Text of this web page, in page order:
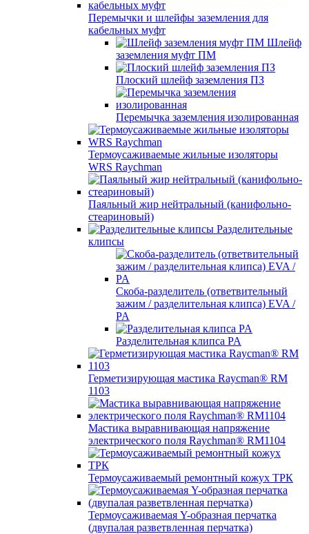
Перемычки и шлейфы заземления для
кабельных муфт
Шлейф
заземления муфт ПМ
Плоский шлейф заземления ПЗ
Перемычка заземления изолированная
Термоусаживаемые жильные изоляторы
WRS Raychman
Паяльный жир нейтральный (канифольно-
стеариновый)
Разделительные
клипсы
Скоба-разделитель (ответвительный
зажим / разделительная клипса) EVA /
PA
Разделительная клипса PA
Герметизирующая мастика Raycman® RM
1103
Мастика выравнивающая напряжение
электрического поля Raychman® RM1104
Термоусаживаемый ремонтный кожух ТРК
Термоусаживаемая Y-образная перчатка
(двупалая разветвленная перчатка)